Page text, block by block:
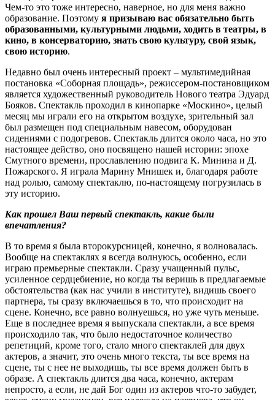
Чем-то это тоже интересно, наверное, но для меня важно
образование. Поэтому я призываю вас обязательно быть
образованными, культурными людьми, ходить в театры, в
кино, в консерваторию, знать свою культуру, свой язык,
свою историю.
Недавно был очень интересный проект – мультимедийная
постановка «Соборная площадь», режиссером-постановщиком
является художественный руководитель Нового театра Эдуард
Бояков. Спектакль проходил в кинопарке «Москино», целый
месяц мы играли его на открытом воздухе, зрительный зал
был размещен под специальным навесом, оборудован
сидениями с подогревов. Спектакль длится около часа, но это
настоящее действо, оно посвящено нашей истории: эпохе
Смутного времени, прославлению подвига К. Минина и Д.
Пожарского. Я играла Марину Мнишек и, благодаря работе
над ролью, самому спектаклю, по-настоящему погрузилась в
эту историю.
Как прошел Ваш первый спектакль, какие были
впечатления?
В то время я была второкурсницей, конечно, я волновалась.
Вообще на спектаклях я всегда волнуюсь, особенно, если
играю премьерные спектакли. Сразу учащенный пульс,
усиленное сердцебиение, но когда ты веришь в предлагаемые
обстоятельства (как нас учили в институте), видишь своего
партнера, ты сразу включаешься в то, что происходит на
сцене. Конечно, все равно волнуешься, но уже чуть меньше.
Еще в последнее время я выпускала спектакли, а все время
происходило так, что было недостаточное количество
репетиций, кроме того, стало много спектаклей для двух
актеров, а значит, это очень много текста, ты все время на
сцене, ты с нее не выходишь, ты все время должен быть в
образе. А спектакль длится два часа, конечно, актерам
непросто, а если, не дай Бог один из актеров что-то забудет,